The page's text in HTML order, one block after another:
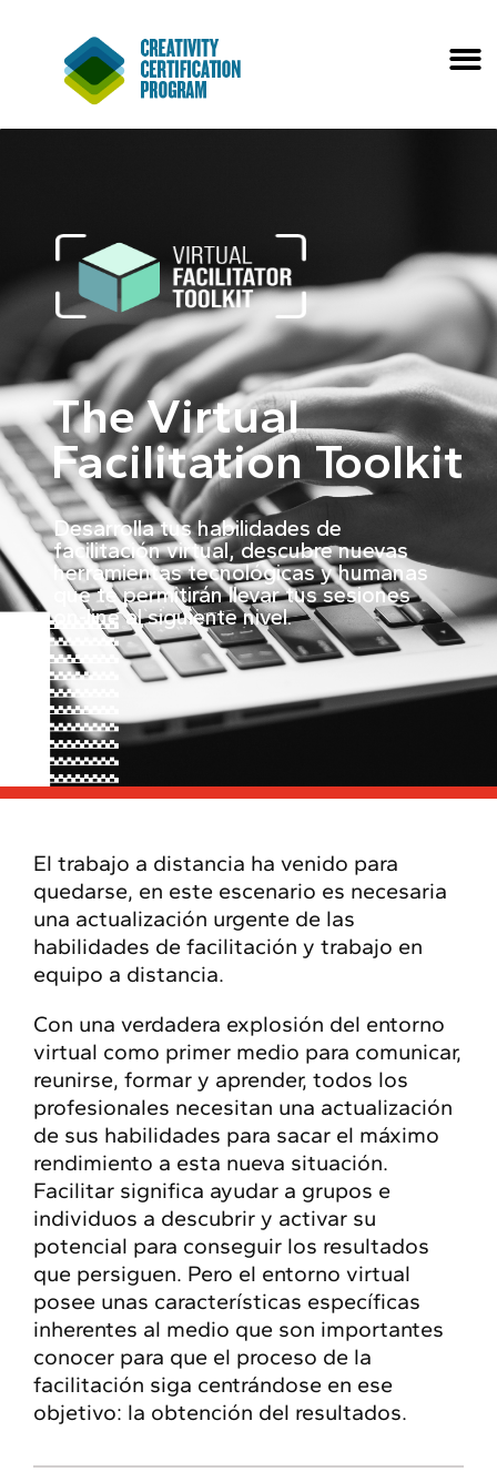
The Virtual
Facilitation Toolkit
Desarrolla tus habilidades de
facilitación virtual, descubre nuevas
herramientas tecnológicas y humanas
que te permitirán llevar tus sesiones
on-line al siguiente nivel.
El trabajo a distancia ha venido para
quedarse, en este escenario es necesaria
una actualización urgente de las
habilidades de facilitación y trabajo en
equipo a distancia.
Con una verdadera explosión del entorno
virtual como primer medio para comunicar,
reunirse, formar y aprender, todos los
profesionales necesitan una actualización
de sus habilidades para sacar el máximo
rendimiento a esta nueva situación.
Facilitar significa ayudar a grupos e
individuos a descubrir y activar su
potencial para conseguir los resultados
que persiguen. Pero el entorno virtual
posee unas características específicas
inherentes al medio que son importantes
conocer para que el proceso de la
facilitación siga centrándose en ese
objetivo: la obtención del resultados.